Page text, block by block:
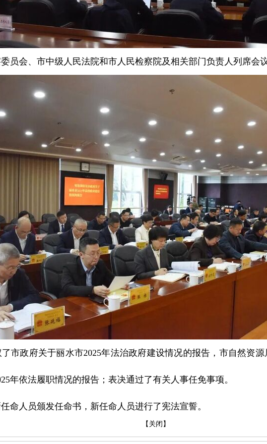
员会、市中级人民法院和市人民检察院及相关部门负责人列席会
市政府关于丽水市2025年法治政府建设情况的报告，市自然资
年依法履职情况的报告；表决通过了有关人事任免事项。
命人员颁发任命书，新任命人员进行了宪法宣誓。
【关闭】